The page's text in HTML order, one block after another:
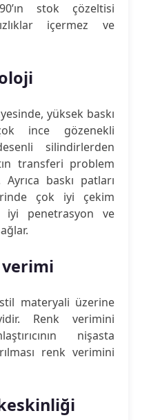
stok çözeltisi
içermez ve
yüksek baskı
ince gözenekli
silindirlerden
transferi problem
baskı patları
çok iyi çekim
penetrasyon ve
verimi
materyali üzerine
Renk verimini
nişasta
renk verimini